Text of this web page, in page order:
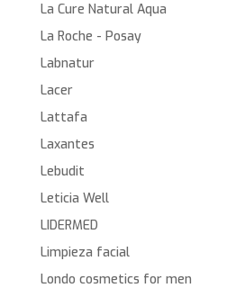
La Cure Natural Aqua
La Roche - Posay
Labnatur
Lacer
Lattafa
Laxantes
Lebudit
Leticia Well
LIDERMED
Limpieza facial
Londo cosmetics for men